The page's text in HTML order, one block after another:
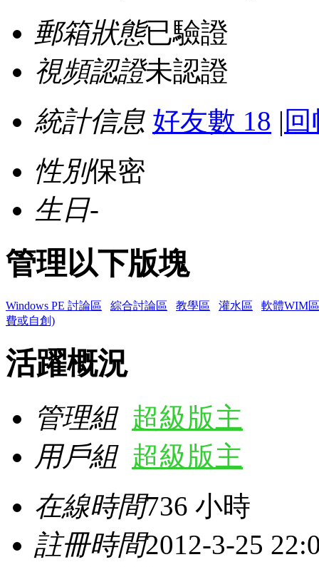
郵箱狀態已驗證
視頻認證未認證
統計信息 好友數 18 |
性別保密
生日-
管理以下版塊
Windows PE 討論區 綜合討論區 教學區 灌水區
軟體WIM區
費或自創)
活躍概況
管理組 超級版主
用戶組 超級版主
在線時間736 小時
註冊時間2012-3-25